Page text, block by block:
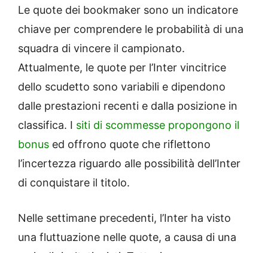
Le quote dei bookmaker sono un indicatore
chiave per comprendere le probabilità di una
squadra di vincere il campionato.
Attualmente, le quote per l’Inter vincitrice
dello scudetto sono variabili e dipendono
dalle prestazioni recenti e dalla posizione in
classifica. I siti di scommesse propongono il
bonus ed offrono quote che riflettono
l’incertezza riguardo alle possibilità dell’Inter
di conquistare il titolo.
Nelle settimane precedenti, l’Inter ha visto
una fluttuazione nelle quote, a causa di una